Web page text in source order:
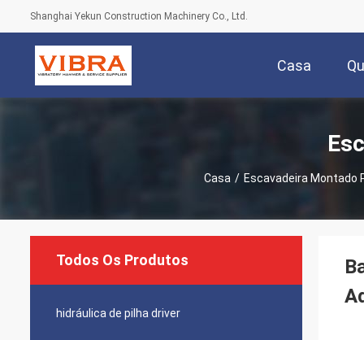
Shanghai Yekun Construction Machinery Co., Ltd.
Casa
Casa / Escavadeira Montado
Todos Os Produtos
hidráulica de pilha driver